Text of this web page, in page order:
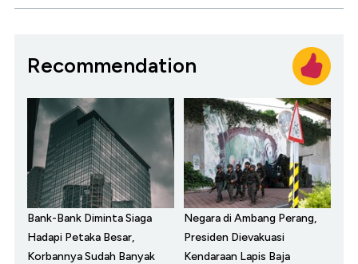
Recommendation
Bank-Bank Diminta Siaga
Hadapi Petaka Besar,
Korbannya Sudah Banyak
Negara di Ambang Perang,
Presiden Dievakuasi
Kendaraan Lapis Baja